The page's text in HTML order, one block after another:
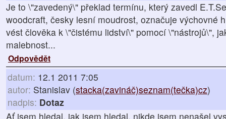
Je to \"zavedený\" překlad termínu, který zavedl
woodcraft, česky lesní moudrost, označuje výchovné
vést člověka k \"čistému lidství\" pomocí \"nástrojů\",
malebnost...
Odpovědět
datum: 12.1 2011 7:05
autor: Stanislav (stacka(zavináč)seznam(tečka)cz)
nadpis: Dotaz
Ať jsem hledal, jak jsem hledal, nikde jsem nenašel